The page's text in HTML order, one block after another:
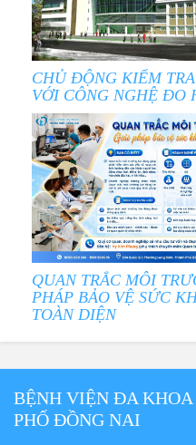
CHỦ ĐỘNG KIỂM
VỚI CÔNG NGHỆ ĐO
QUAN TRẮC MÔI
PHÁP BẢO VỆ SỨC
TOÀN DIỆN
BỆNH VIỆN ĐA
PHỐ ĐỒNG NAI